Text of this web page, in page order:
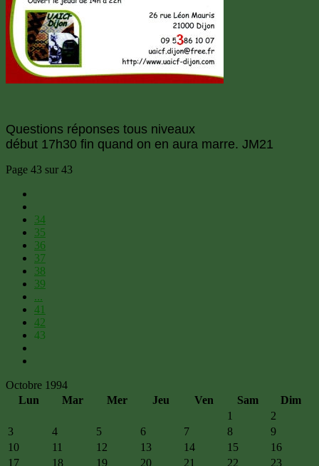
Questions réponses tous niveaux
début 17h30 fin quand on en aura marre. JM21
Page 43 sur 43
34
35
36
37
38
39
...
41
42
43
Octobre 1994
Lun
Mar Mer Jeu Ven Sam
Dim
1
2
3
4 5 6 7 8
9
10
11 12 13 14 15
16
17
18 19 20 21 22
23